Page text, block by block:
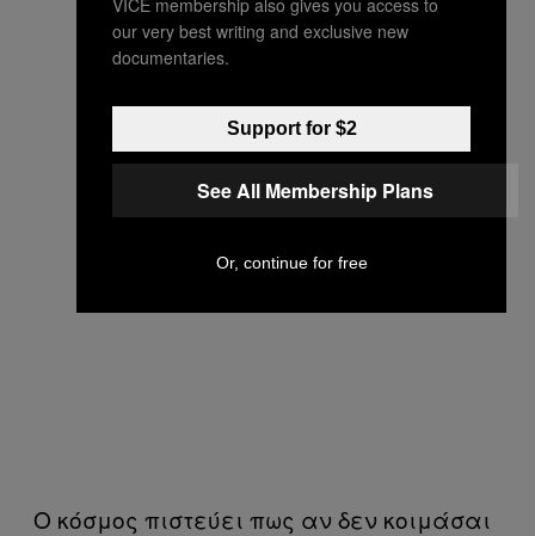
Ο κόσμος πιστεύει πως αν δεν κοιμάσαι
our very best writing and exclusive new
documentaries.
Support for $2
See All Membership Plans
Or, continue for free